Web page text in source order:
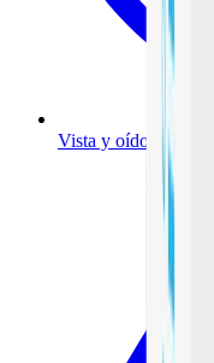
Vista y oído